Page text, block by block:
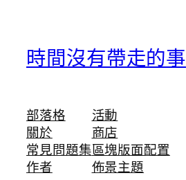
時間沒有帶走的事
部落格
關於
常見問題集
作者
活動
商店
區塊版面配置
佈景主題